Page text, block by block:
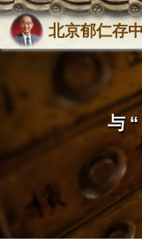
北京郁仁存
与